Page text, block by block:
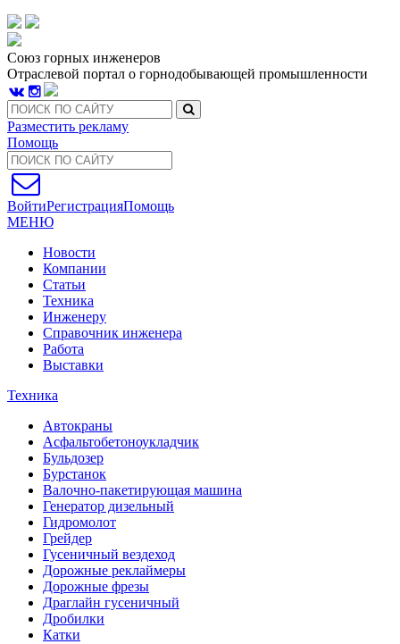
Союз горных инженеров
Отраслевой портал о горнодобывающей промышленности
Разместить рекламу
Помощь
ВойтиРегистрацияПомощь
МЕНЮ
Новости
Компании
Статьи
Техника
Инженеру
Справочник инженера
Работа
Выставки
Техника
Автокраны
Асфальтобетоноукладчик
Бульдозер
Бурстанок
Валочно-пакетирующая машина
Генератор дизельный
Гидромолот
Грейдер
Гусеничный вездеход
Дорожные реклаймеры
Дорожные фрезы
Драглайн гусеничный
Дробилки
Катки